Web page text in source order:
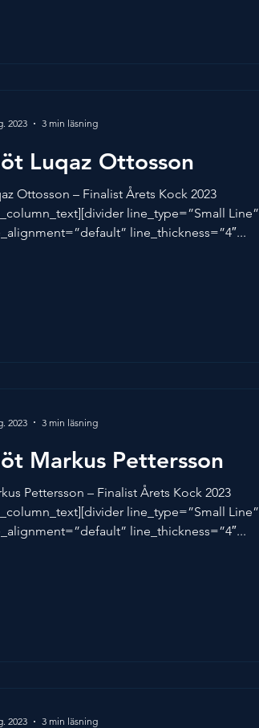
Luqaz Ottosson
Ottosson – Finalist Årets Kock 2023
line_type=”Small Line”
line_thickness=”4″...
2023 3 min läsning
Markus Pettersson
Pettersson – Finalist Årets Kock 2023
line_type=”Small Line”
line_thickness=”4″...
2023 3 min läsning
2023 3 min läsning